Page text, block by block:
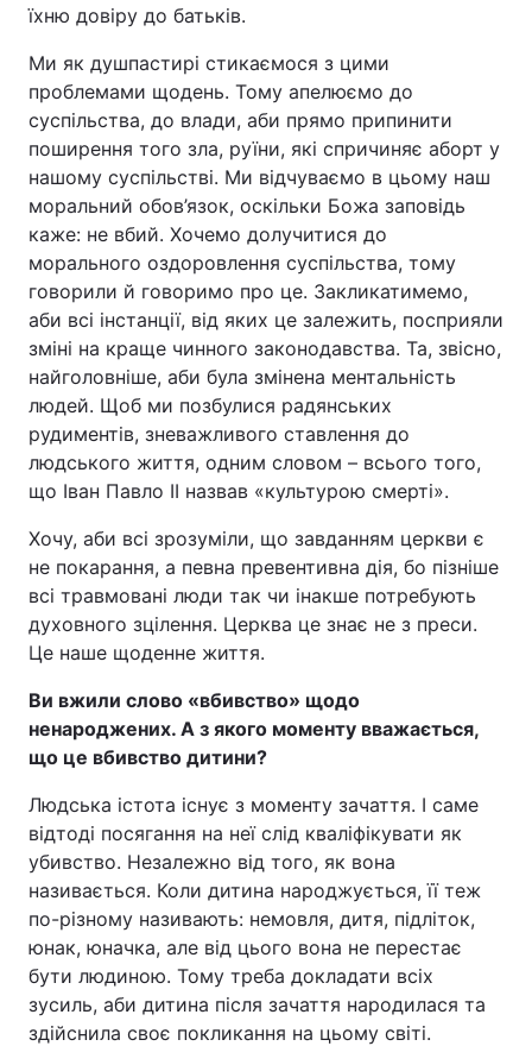
їхню довіру до батьків.
Ми як душпастирі стикаємося з цими
проблемами щодень. Тому апелюємо до
суспільства, до влади, аби прямо припинити
поширення того зла, руїни, які спричиняє аборт у
нашому суспільстві. Ми відчуваємо в цьому наш
моральний обов’язок, оскільки Божа заповідь
каже: не вбий. Хочемо долучитися до
морального оздоровлення суспільства, тому
говорили й говоримо про це. Закликатимемо,
аби всі інстанції, від яких це залежить, посприяли
зміні на краще чинного законодавства. Та, звісно,
найголовніше, аби була змінена ментальність
людей. Щоб ми позбулися радянських
рудиментів, зневажливого ставлення до
людського життя, одним словом – всього того,
що Іван Павло ІІ назвав «культурою смерті».
Хочу, аби всі зрозуміли, що завданням церкви є
не покарання, а певна превентивна дія, бо пізніше
всі травмовані люди так чи інакше потребують
духовного зцілення. Церква це знає не з преси.
Це наше щоденне життя.
Ви вжили слово «вбивство» щодо
ненароджених. А з якого моменту вважається,
що це вбивство дитини?
Людська істота існує з моменту зачаття. І саме
відтоді посягання на неї слід кваліфікувати як
убивство. Незалежно від того, як вона
називається. Коли дитина народжується, її теж
по-різному називають: немовля, дитя, підліток,
юнак, юначка, але від цього вона не перестає
бути людиною. Тому треба докладати всіх
зусиль, аби дитина після зачаття народилася та
здійснила своє покликання на цьому світі.